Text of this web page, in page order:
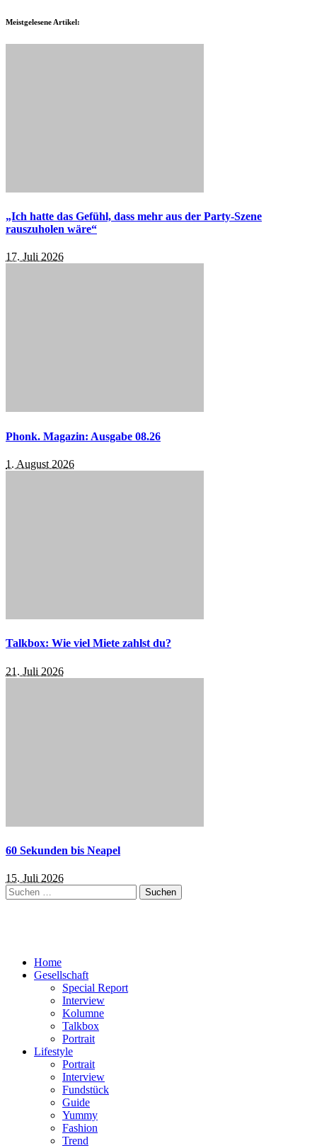
Meistgelesene Artikel:
„Ich hatte das Gefühl, dass mehr aus der Party-Szene
rauszuholen wäre“
17. Juli 2026
Phonk. Magazin: Ausgabe 08.26
1. August 2026
Talkbox: Wie viel Miete zahlst du?
21. Juli 2026
60 Sekunden bis Neapel
15. Juli 2026
Suchen
nach:
Home
Gesellschaft
Special Report
Interview
Kolumne
Talkbox
Portrait
Lifestyle
Portrait
Interview
Fundstück
Guide
Yummy
Fashion
Trend